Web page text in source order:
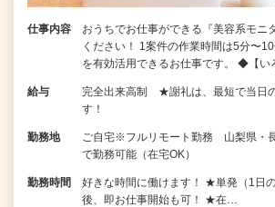
仕事内容
おうちでお仕事ができる『美容系モニ
ください！ 1案件の作業時間は5分〜
を有効活用できるお仕事です。 ◆【い
給与
完全出来高制 ★謝礼は、最短で当日
す！
勤務地
ご自宅※フルリモート勤務 山梨県・
で勤務可能（在宅OK）
勤務時間
好きな時間に働けます！ ★単発（1日
後、即お仕事開始も可！ ★在…